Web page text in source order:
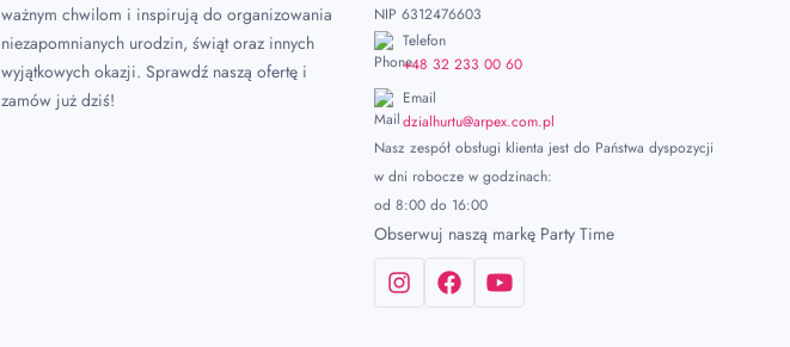
ważnym chwilom i inspirują do organizowania
niezapomnianych urodzin, świąt oraz innych
wyjątkowych okazji. Sprawdź naszą ofertę i
zamów już dziś!
NIP 6312476603
Telefon
+48 32 233 00 60
Email
dzialhurtu@arpex.com.pl
Nasz zespół obsługi klienta jest do Państwa dyspozycji
w dni robocze w godzinach:
od 8:00 do 16:00
Obserwuj naszą markę Party Time